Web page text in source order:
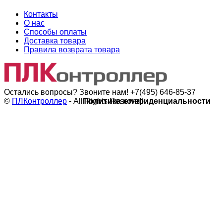
Контакты
О нас
Способы оплаты
Доставка товара
Правила возврата товара
Остались вопросы? Звоните нам! +7(495) 646-85-37
© ПЛКонтроллер - All Rights Reserved
Политика конфиденциальности